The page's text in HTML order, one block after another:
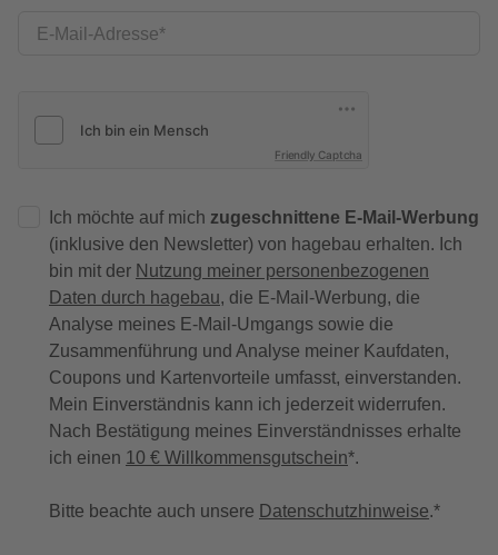
E-Mail-Adresse
Friendly Captcha
Ich möchte auf mich zugeschnittene E-Mail-Werbung
(inklusive den Newsletter) von hagebau erhalten. Ich
bin mit der Nutzung meiner personenbezogenen
Daten durch hagebau, die E-Mail-Werbung, die
Analyse meines E-Mail-Umgangs sowie die
Zusammenführung und Analyse meiner Kaufdaten,
Coupons und Kartenvorteile umfasst, einverstanden.
Mein Einverständnis kann ich jederzeit widerrufen.
Nach Bestätigung meines Einverständnisses erhalte
ich einen 10 € Willkommensgutschein*.
Bitte beachte auch unsere Datenschutzhinweise.